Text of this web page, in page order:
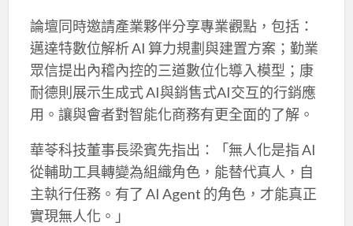
論壇同時邀請產業夥伴分享專業觀點，包括：
邁達特數位解析 AI 算力規劃與建置方案；勤業
眾信提出內稽內控的三道數位化導入模型；康
耐德則展示生成式 AI與銷售式AI交互的行銷應
用。讓與會者對智能化商務有更全面的了解。
華苓科技董事長梁賓先指出：「無人化是指 AI
從輔助工具轉變為組織角色，能替代真人，自
主執行任務。有了 AI Agent 的角色，才能真正
實現無人化。」